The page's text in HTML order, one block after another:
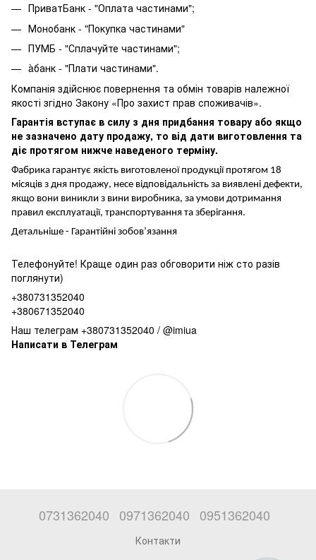
ПриватБанк - "Оплата частинами";
Монобанк - "Покупка частинами"
ПУМБ - "Сплачуйте частинами";
àбанк - "Плати частинами".
Компанія здійснює повернення та обмін товарів належної
якості згідно Закону «Про захист прав споживачів».
Гарантія вступає в силу з дня придбання товару або якщо
не зазначено дату продажу, то від дати виготовлення та
діє протягом нижче наведеного терміну.
Фабрика гарантує якість виготовленої продукції протягом 18
місяців з дня продажу, несе відповідальність за виявлені дефекти,
якщо вони виникли з вини виробника, за умови дотримання
правил експлуатації, транспортування та зберігання.
Детальніше - Гарантійні зобов’язання
Телефонуйте! Краще один раз обговорити ніж сто разів
поглянути)
+380731352040
+380671352040
Наш телеграм +380731352040 / @imiua
Написати в Телеграм
0731362040 0971362040 0951362040
Контакти